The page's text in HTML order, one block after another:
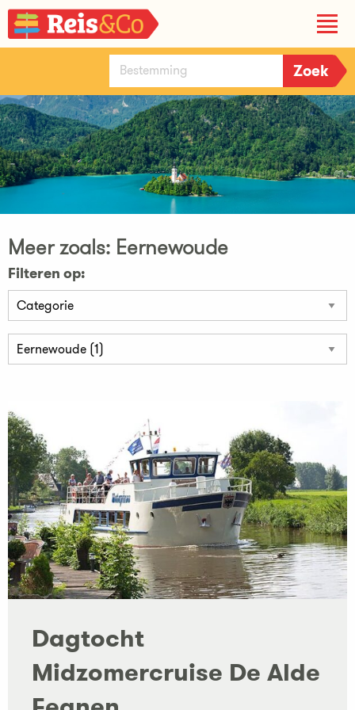
Meer zoals: Eernewoude
Filteren op:
Dagtocht
Midzomercruise De Alde